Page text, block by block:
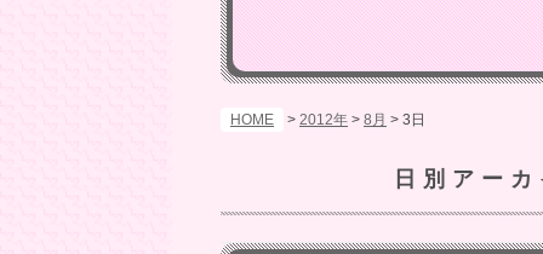
HOME > 2012年 > 8月 > 3日
日別アー